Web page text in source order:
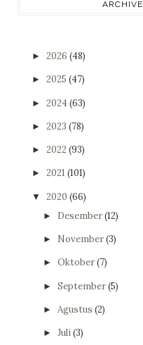
ARCHIVE
► 2026 (48)
► 2025 (47)
► 2024(63)
► 2023 (78)
► 2022 (93)
► 2021 (101)
▼ 2020 (66)
► Desember(12)
► November(3)
► Oktober(7)
► September(5)
► Agustus (2)
► Juli(3)